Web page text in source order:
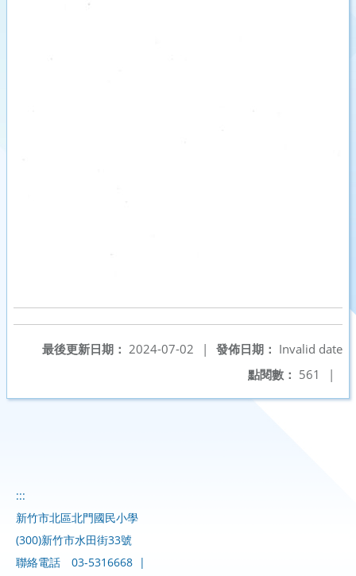
發佈日期： Invalid date
最後更新日期： 2024-07-02
|
點閱數： 561 |
:::
新竹市北區北門國民小學
(300)新竹市水田街33號
聯絡電話
03-5316668 |